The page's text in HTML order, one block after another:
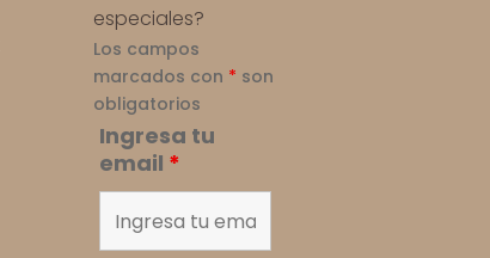
especiales?
Los campos
marcados con * son
obligatorios
Ingresa tu
email *